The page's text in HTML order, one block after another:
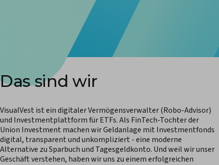
Das sind wir
VisualVest ist ein digitaler Vermögensverwalter (Robo-Advisor)
und Investmentplattform für ETFs. Als FinTech-Tochter der
Union Investment machen wir Geldanlage mit Investmentfonds
digital, transparent und unkompliziert - eine moderne
Alternative zu Sparbuch und Tagesgeldkonto. Und weil wir unser
Geschäft verstehen, haben wir uns zu einem erfolgreichen